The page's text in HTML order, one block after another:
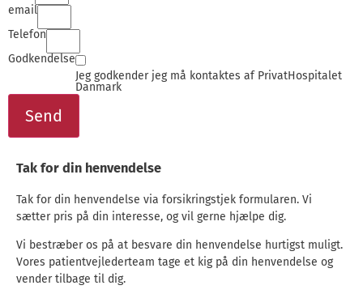
email
Telefon
Godkendelse
Jeg godkender jeg må kontaktes af PrivatHospitalet
Danmark
Send
Tak for din henvendelse
Tak for din henvendelse via forsikringstjek formularen. Vi
sætter pris på din interesse, og vil gerne hjælpe dig.
Vi bestræber os på at besvare din henvendelse hurtigst muligt.
Vores patientvejlederteam tage et kig på din henvendelse og
vender tilbage til dig.